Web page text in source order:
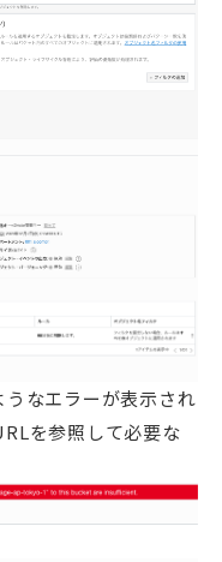
なエラーが表示され
を参照して必要な